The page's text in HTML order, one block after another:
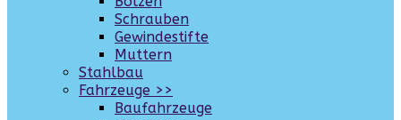
Schrauben
Gewindestifte
Muttern
Stahlbau
Fahrzeuge >>
Baufahrzeuge